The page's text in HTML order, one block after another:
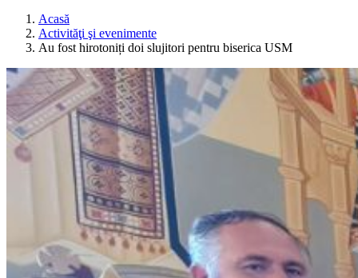
Acasă
Activităţi şi evenimente
Au fost hirotoniți doi slujitori pentru biserica USM